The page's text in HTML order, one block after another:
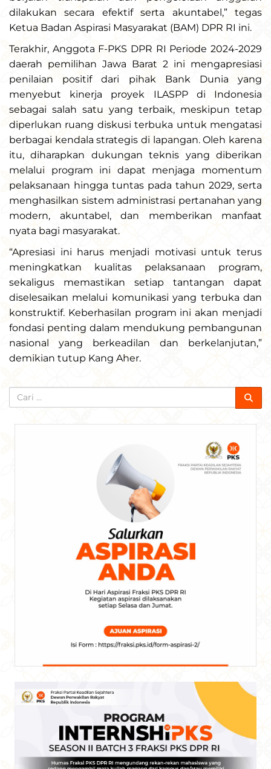
dilakukan secara efektif serta akuntabel,” tegas
Ketua Badan Aspirasi Masyarakat (BAM) DPR RI ini.
Terakhir, Anggota F-PKS DPR RI Periode 2024-2029
daerah pemilihan Jawa Barat 2 ini mengapresiasi
penilaian positif dari pihak Bank Dunia yang
menyebut kinerja proyek ILASPP di Indonesia
sebagai salah satu yang terbaik, meskipun tetap
diperlukan ruang diskusi terbuka untuk mengatasi
berbagai kendala strategis di lapangan. Oleh karena
itu, diharapkan dukungan teknis yang diberikan
melalui program ini dapat menjaga momentum
pelaksanaan hingga tuntas pada tahun 2029, serta
menghasilkan sistem administrasi pertanahan yang
modern, akuntabel, dan memberikan manfaat
nyata bagi masyarakat.
“Apresiasi ini harus menjadi motivasi untuk terus
meningkatkan kualitas pelaksanaan program,
sekaligus memastikan setiap tantangan dapat
diselesaikan melalui komunikasi yang terbuka dan
konstruktif. Keberhasilan program ini akan menjadi
fondasi penting dalam mendukung pembangunan
nasional yang berkeadilan dan berkelanjutan,”
demikian tutup Kang Aher.